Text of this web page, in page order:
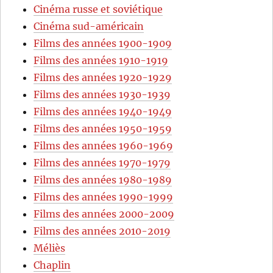
Cinéma russe et soviétique
Cinéma sud-américain
Films des années 1900-1909
Films des années 1910-1919
Films des années 1920-1929
Films des années 1930-1939
Films des années 1940-1949
Films des années 1950-1959
Films des années 1960-1969
Films des années 1970-1979
Films des années 1980-1989
Films des années 1990-1999
Films des années 2000-2009
Films des années 2010-2019
Méliès
Chaplin